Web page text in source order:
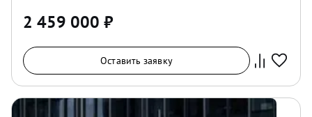
2 459 000 ₽
Оставить заявку